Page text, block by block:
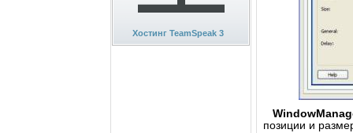
Хостинг TeamSpeak 3
позиции и